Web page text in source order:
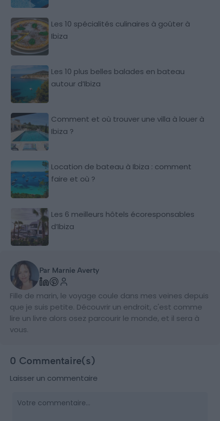
Les 10 spécialités culinaires à goûter à
Ibiza
Les 10 plus belles balades en bateau
autour d’Ibiza
Comment et où trouver une villa à louer à
Ibiza ?
Location de bateau à Ibiza : comment
faire et où ?
Les 6 meilleurs hôtels écoresponsables
d’Ibiza
Par Marnie Averty
Fille de marin, le voyage coule dans mes veines depuis
que je suis petite. Découvrir un endroit, c'est comme
lire un livre alors osez parcourir le monde, et il sera à
vous.
0 Commentaire(s)
Laisser un commentaire